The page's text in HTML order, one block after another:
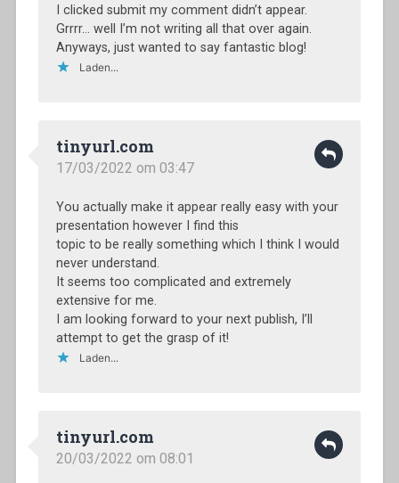
I clicked submit my comment didn’t appear.
Grrrr… well I’m not writing all that over again.
Anyways, just wanted to say fantastic blog!
Laden...
tinyurl.com
17/03/2022 om 03:47
You actually make it appear really easy with your
presentation however I find this
topic to be really something which I think I would
never understand.
It seems too complicated and extremely
extensive for me.
I am looking forward to your next publish, I’ll
attempt to get the grasp of it!
Laden...
tinyurl.com
20/03/2022 om 08:01